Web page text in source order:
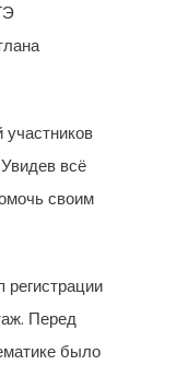
всё
своим
Перед
было